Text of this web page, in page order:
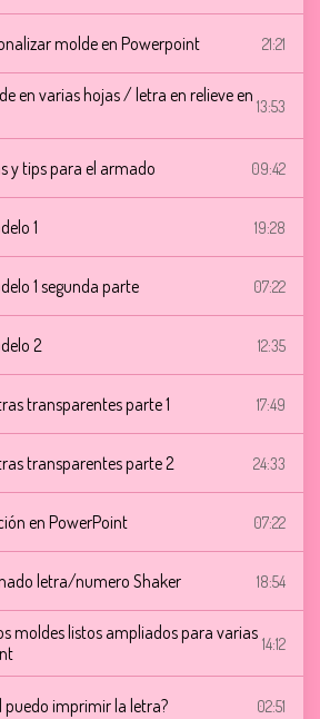
molde en Powerpoint 21:21
en varias hojas / letra en relieve en 13:53
y tips para el armado 09:42
1 19:28
1 segunda parte 07:22
2 12:35
transparentes parte 1 17:49
transparentes parte 2 24:33
en PowerPoint 07:22
letra/numero Shaker 18:54
moldes listos ampliados para varias 14:12
puedo imprimir la letra? 02:51